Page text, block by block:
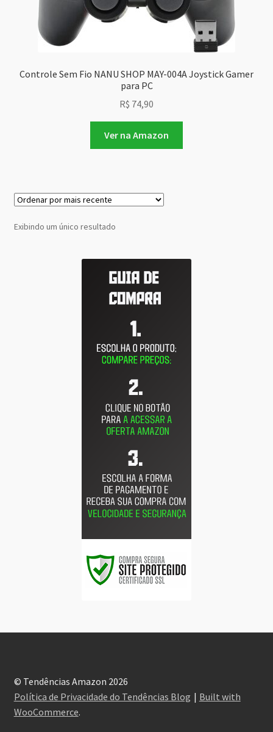
Controle Sem Fio NANU SHOP MAY-004A Joystick Gamer
para PC
R$ 74,90
Ver na Amazon
Exibindo um único resultado
© Tendências Amazon 2026
Política de Privacidade do Tendências Blog
Built with
WooCommerce.